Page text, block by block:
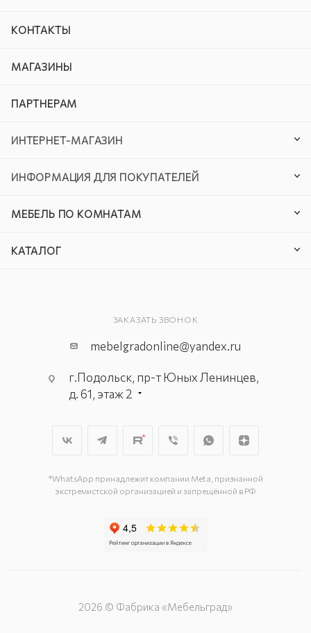
КОНТАКТЫ
МАГАЗИНЫ
ПАРТНЕРАМ
ИНТЕРНЕТ-МАГАЗИН
ИНФОРМАЦИЯ ДЛЯ ПОКУПАТЕЛЕЙ
МЕБЕЛЬ ПО КОМНАТАМ
КАТАЛОГ
ЗАКАЗАТЬ ЗВОНОК
mebelgradonline@yandex.ru
г.Подольск, пр-т Юных Ленинцев,
д. 61, этаж 2
г. Подольск, ул. Станционная, д. 11
*WhatsApp принадлежит компании Meta, признанной
экстремистской организацией и запрещённой в РФ
2026 © Фабрика «Мебельград»